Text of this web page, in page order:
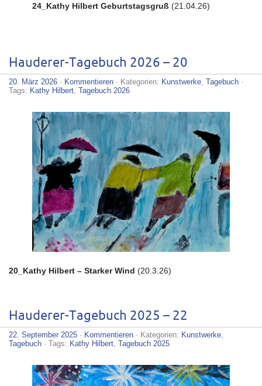
24_Kathy Hilbert Geburtstagsgruß (21.04.26)
Hauderer-Tagebuch 2026 – 20
20. März 2026 · Kommentieren · Kategorien: Kunstwerke, Tagebuch ·
Tags: Kathy Hilbert, Tagebuch 2026
20_Kathy Hilbert – Starker Wind (20.3.26)
Hauderer-Tagebuch 2025 – 22
22. September 2025 · Kommentieren · Kategorien: Kunstwerke
Tagebuch · Tags: Kathy Hilbert Tagebuch 2025